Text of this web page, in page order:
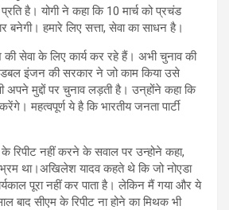
है। योगी ने कहा कि 10 मार्च को प्रचंड
बनेगी। हमारे लिए सत्ता, सेवा का साधन है।
सेवा के लिए कार्य कर रहे हैं। अभी चुनाव की
डबल इंजन की सरकार ने जो काम किया उसे
अपने मुद्दों पर चुनाव लड़ती है। उन्­होंने कहा कि
महत्वपूर्ण ये है कि भारतीय जनता पार्टी
रिपीट नहीं करने के सवाल पर उन्होने कहा,
था।अखिलेश यादव कहते थे कि जो नोएडा
पूरा नहीं कर पाता है। लेकिन मैं गया और ये
बाद सीएम के रिपीट ना होने का मिथक भी